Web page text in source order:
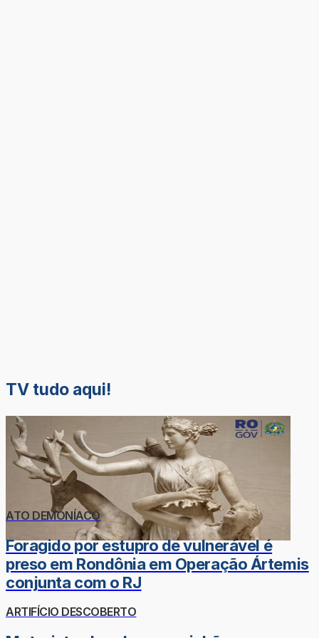
TV tudo aqui!
ATO DEMONÍACO
Foragido por estupro de vulnerável é
preso em Rondônia em Operação Ártemis
conjunta com o RJ
ARTIFÍCIO DESCOBERTO